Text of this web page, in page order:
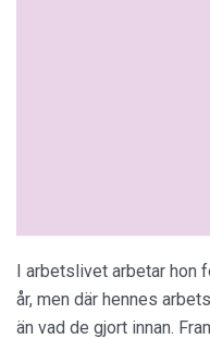
I arbetslivet arbetar hon
år, men där hennes
än vad de gjort innan.